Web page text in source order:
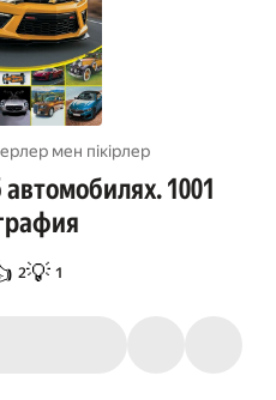
мен пікірлер
1001
2💡 1